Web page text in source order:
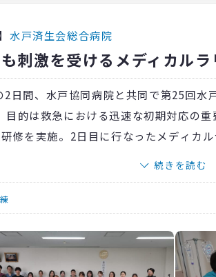
水戸済生会総合病院
刺激を受けるメディカルラ
日間、水戸協同病院と共同で第25回水
的は救急における迅速な初期対応の重
修を実施。2日目に行なったメディカ
もしい姿を見せました。なかには「全
合病院の千葉義郎臨床研修センター長
思えないレベルの高いメディカルラリ
。
続きを読む